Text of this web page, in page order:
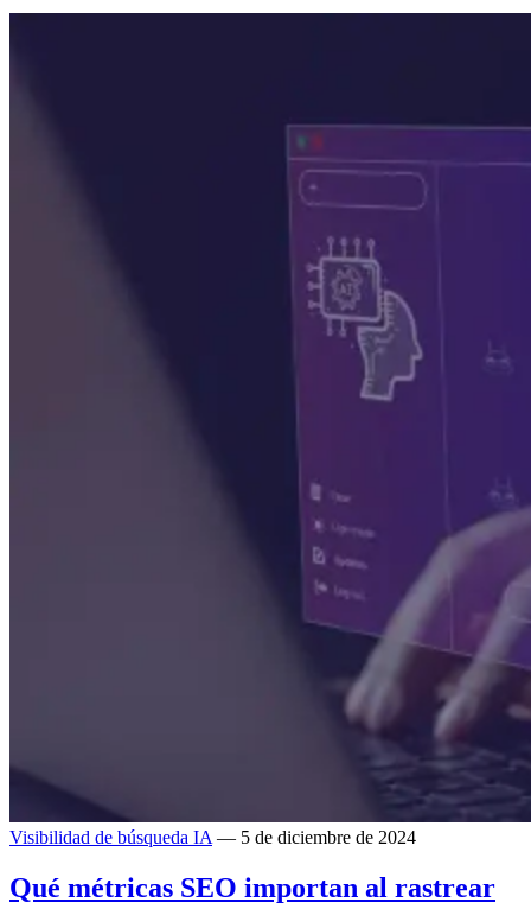
Visibilidad de búsqueda IA — 5 de diciembre de 2024
Qué métricas SEO importan al rastrear